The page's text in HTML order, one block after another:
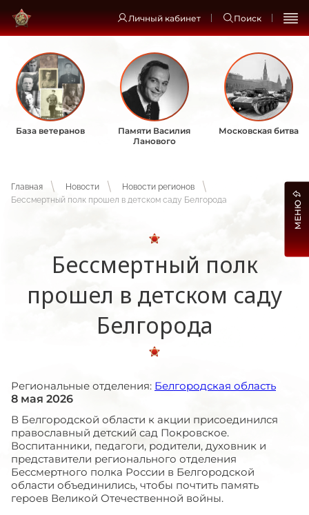
Личный кабинет Поиск
База ветеранов
Памяти Василия
Ланового
Московская битва
Главная Новости
Новости регионов
Бессмертный полк прошел в детском саду Белгорода
Бессмертный полк
прошел в детском саду
Белгорода
Региональные отделения: Белгородская область
8 мая 2026
В Белгородской области к акции присоединился
православный детский сад Покровское.
Воспитанники, педагоги, родители, духовник и
представители регионального отделения
Бессмертного полка России в Белгородской
области объединились, чтобы почтить память
героев Великой Отечественной войны.
МЕНЮ